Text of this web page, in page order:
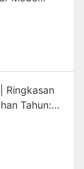
Ringkasan
Tahun: